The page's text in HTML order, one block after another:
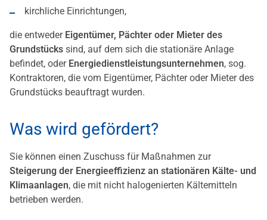
kirchliche Einrichtungen,
die entweder Eigentümer, Pächter oder Mieter des
Grundstücks sind, auf dem sich die stationäre Anlage
befindet, oder Energiedienstleistungsunternehmen, sog.
Kontraktoren, die vom Eigentümer, Pächter oder Mieter des
Grundstücks beauftragt wurden.
Was wird gefördert?
Sie können einen Zuschuss für Maßnahmen zur
Steigerung der Energieeffizienz an stationären Kälte- und
Klimaanlagen, die mit nicht halogenierten Kältemitteln
betrieben werden.